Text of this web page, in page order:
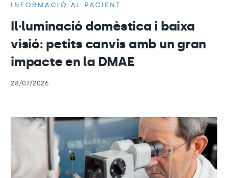
INFORMACIÓ AL PACIENT
Il·luminació domèstica i baixa
visió: petits canvis amb un gran
impacte en la DMAE
28/07/2026